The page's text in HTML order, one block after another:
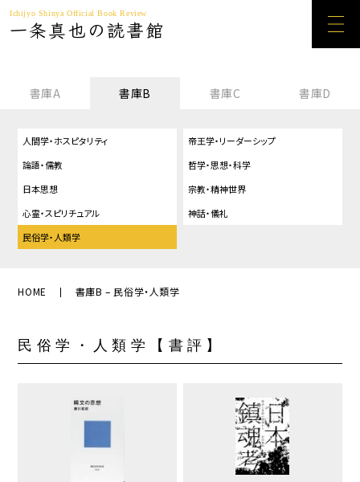
Ichijyo Shinya Official Book Review
一条真也の読書館
書庫A 書庫B 書庫C 書庫D
人間学・ホスピタリティ
帝王学・リーダーシップ
論語・儒教
哲学・思想・科学
日本思想
宗教・精神世界
心霊・スピリチュアル
神話・儀礼
民俗学・人類学
HOME 書庫B – 民俗学・人類学
民俗学・人類学【書評】